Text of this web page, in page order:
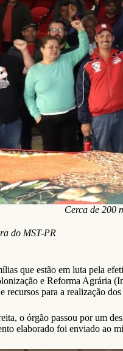
Cerca de 200
do MST-PR
que estão em luta pela
e Reforma Agrária
recursos para a realização
o órgão passou por um
elaborado foi enviado ao